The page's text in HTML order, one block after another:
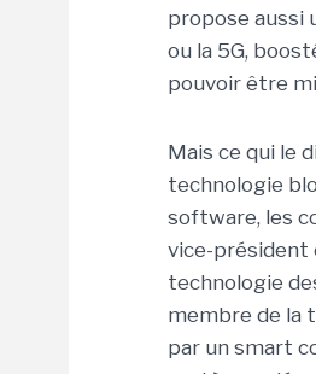
propose aussi
ou la 5G,
pouvoir être
Mais ce qui le
technologie
software, les
vice-président
technologie
membre de la
par un smart